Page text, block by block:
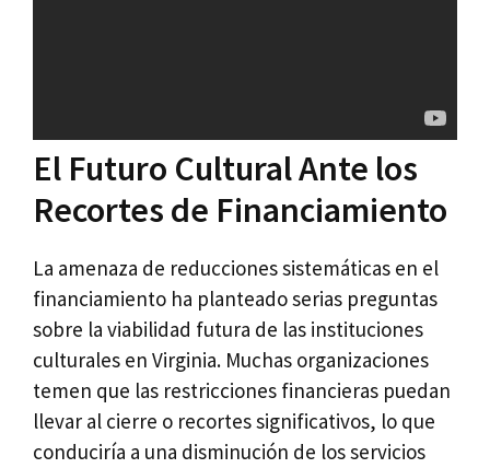
El Futuro Cultural Ante los
Recortes de Financiamiento
La amenaza de reducciones sistemáticas en el
financiamiento ha planteado serias preguntas
sobre la viabilidad futura de las instituciones
culturales en Virginia. Muchas organizaciones
temen que las restricciones financieras puedan
llevar al cierre o recortes significativos, lo que
conduciría a una disminución de los servicios